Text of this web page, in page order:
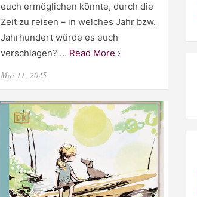
euch ermöglichen könnte, durch die
Zeit zu reisen – in welches Jahr bzw.
Jahrhundert würde es euch
verschlagen? … Read More ›
Posted
Mai 11, 2025